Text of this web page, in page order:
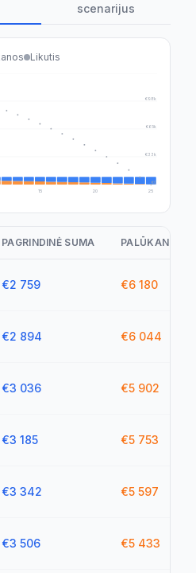
scenarijus
Likutis
15 20 25
€0
€33k
€65k
€98k
PAGRINDINĖ SUMA PALŪKANOS
€2 759 €6 180
€2 894 €6 044
€3 036 €5 902
€3 185 €5 753
€3 342 €5 597
€3 506 €5 433